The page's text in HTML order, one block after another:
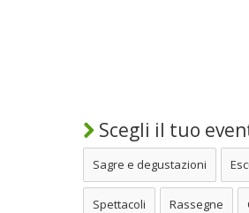
Scegli il tuo
Sagre e degustazioni
Spettacoli Rassegne